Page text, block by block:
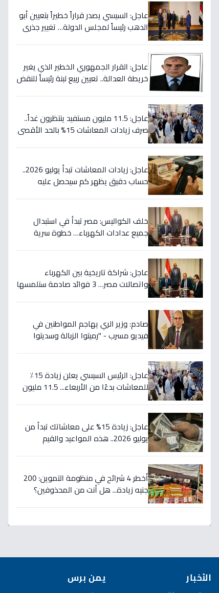
عاجل: السيسي يصدر قراراً خطيراً بتعيين أبو
الدهب رئيساً لمجلس الدولة… تغيير جذري
عاجل: القرار الجمهوري الخطير الذي يغير
خريطة العدالة.. تعيين ربيع لبنة رئيساً للنقض
عاجل: 11.5 مليون مستفيد ينتظرون غداً..
صرف زيادات المعاشات 15% بالحد الأقصى
عاجل: زيادات المعاشات تبدأ يوليو 2026..
حساب دقيق يظهر كم سيحصل عليه
خلف الكواليس: مصر تبدأ في استبدال
جميع عدادات الكهرباء… خطوة سرية
عاجل: شراكة تاريخية بين الكهرباء
واتصالات مصر… 3 فوائد صادمة ستلمسها
صادم: وزير الري يهاجم المواطنين في
فيديو مسرب - "رميتوا الزبالة وسديتوا
عاجل: الرئيس السيسي يعلن زيادة 15٪
للمعاشات بدءًا من الأربعاء... 11.5 مليون
عاجل: زيادة 15% على معاشاتك تبدأ من
يوليو 2026.. هذه المواعيد والقيم
أخطر 4 شرائح في منظومة التموين: 200
جنيه زيادة... هل أنت من المحذوفين؟
الأخبار يمن برس